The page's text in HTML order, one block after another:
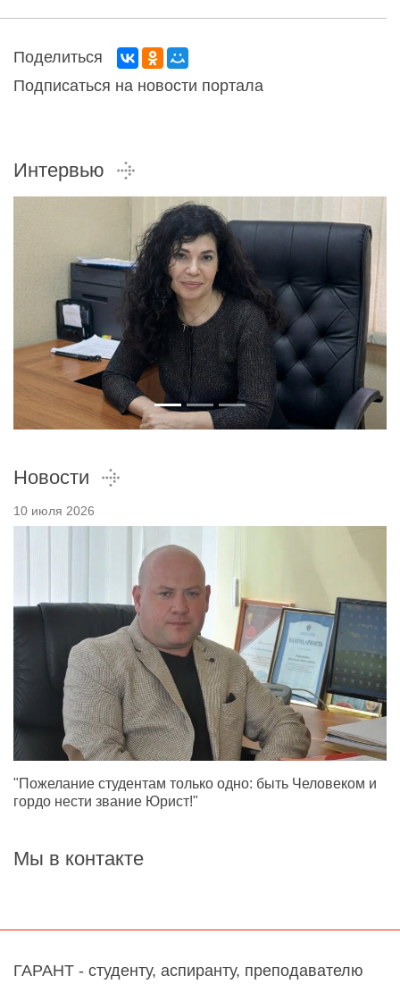
Поделиться
Подписаться на новости портала
Интервью
Новости
10 июля 2026
"Пожелание студентам только одно: быть Человеком и
гордо нести звание Юрист!"
Мы в контакте
ГАРАНТ - студенту, аспиранту, преподавателю